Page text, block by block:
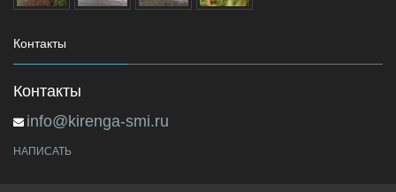
Контакты
Контакты
info@kirenga-smi.ru
НАПИСАТЬ